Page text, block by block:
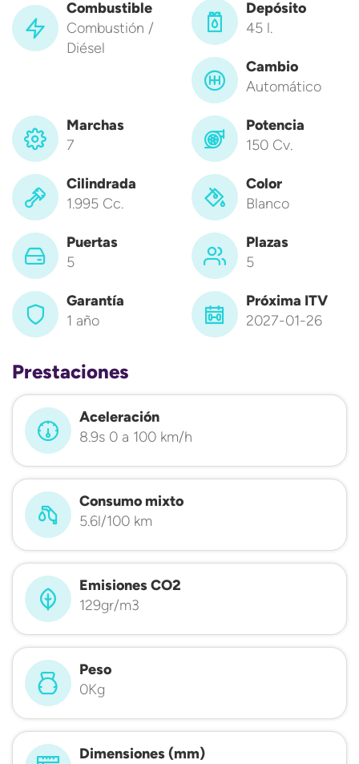
Combustible
Combustión /
Diésel
Depósito
45 l.
Cambio
Automático
Marchas
7
Potencia
150 Cv.
Cilindrada
1.995 Cc.
Color
Blanco
Puertas
5
Plazas
5
Garantía
1 año
Próxima ITV
2027-01-26
Prestaciones
Aceleración
8.9s 0 a 100 km/h
Consumo mixto
5.6l/100 km
Emisiones CO2
129gr/m3
Peso
0Kg
Dimensiones (mm)